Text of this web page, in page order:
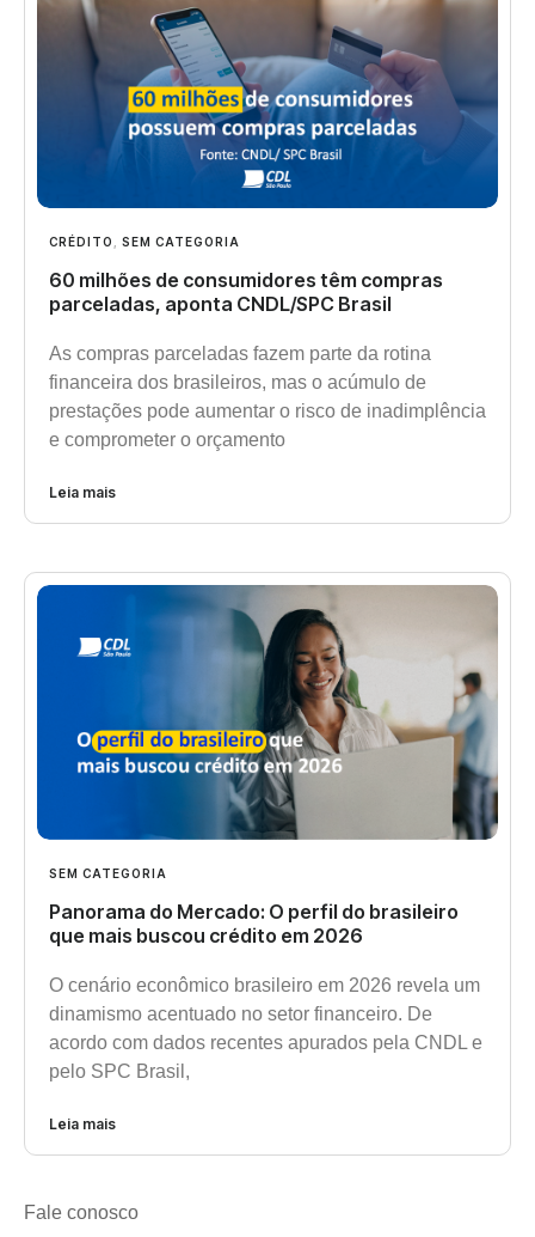
CRÉDITO SEM CATEGORIA
60 milhões de consumidores têm compras
parceladas, aponta CNDL/SPC Brasil
As compras parceladas fazem parte da rotina
financeira dos brasileiros, mas o acúmulo de
prestações pode aumentar o risco de inadimplência
e comprometer o orçamento
Leia mais
SEM CATEGORIA
Panorama do Mercado: O perfil do brasileiro
que mais buscou crédito em 2026
O cenário econômico brasileiro em 2026 revela um
dinamismo acentuado no setor financeiro. De
acordo com dados recentes apurados pela CNDL e
pelo SPC Brasil,
Leia mais
Fale conosco